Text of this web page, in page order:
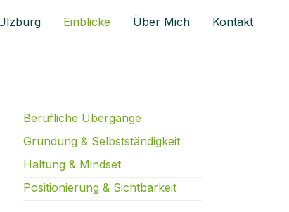
Einblicke Über Mich Kontakt
Berufliche Übergänge
Gründung & Selbstständigkeit
Haltung & Mindset
Positionierung & Sichtbarkeit